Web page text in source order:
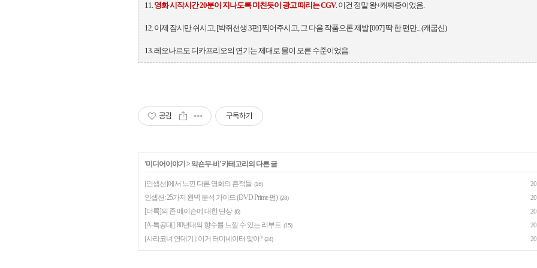
11.영화 시작시간 20분이 지나도록 미친듯이 광고 때리는 CGV. 이건 정말 왕+캐짜증이었음.
12. 이제 잠시만 쉬시고, [박쥐선생 3편] 찍어주시고, 그 다음 작품으론 제발 [007] 딱 한 편만... (캐굽신)
13. 레오나르도 디카프리오의 연기는 제대로 물이 오른 수준이었음.
공감 구독하기
'미디어이야기 > 악숀무-비 ' 카테고리의 다른 글
[인셉션]에서 느낀 다른 영화의 흔적들 (16)
인셉션: 25가지 완벽 분석 가이드 (DVD Prime 펌) (28)
[더록]의 존 메이슨에 대한 단상 (6)
[A-특공대]: 80년대의 향수를 느낄 수 있는 리부트 (15)
[사라코너 연대기]: 이거 터미네이터 맞아? (24)